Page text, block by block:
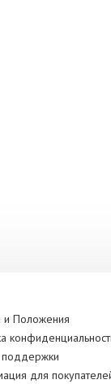
и Положения
для